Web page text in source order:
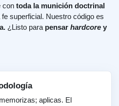
con toda la munición doctrinal
superficial. Nuestro código es
¿Listo para pensar hardcore y
aplicas. El